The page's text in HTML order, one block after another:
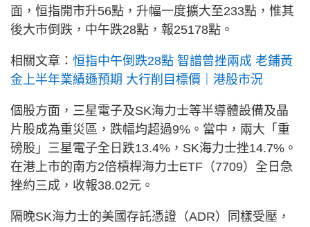
面，恒指開市升56點，升幅一度擴大至233點，惟其
後大市倒跌，中午跌28點，報25178點。
相關文章： 恒指中午倒跌28點 智譜曾挫兩成 老鋪黃
金上半年業績遜預期 大行削目標價｜港股市況
個股方面，三星電子及SK海力士等半導體設備及晶
片股成為重災區，跌幅均超過9%。當中，兩大「重
磅股」三星電子全日跌13.4%，SK海力士挫14.7%。
在港上市的南方2倍槓桿海力士ETF（7709）全日急
挫約三成，收報38.02元。
隔晚SK海力士的美國存託憑證（ADR）同樣受壓，